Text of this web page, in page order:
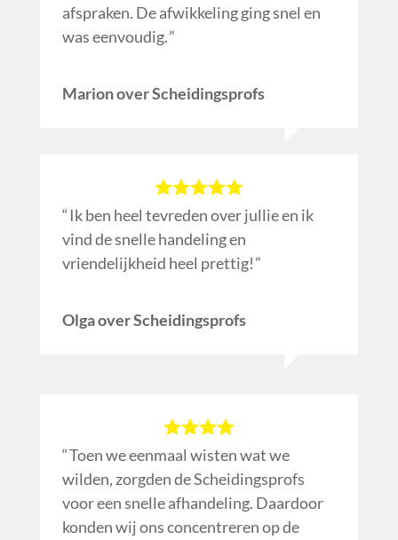
afspraken. De afwikkeling ging snel en
was eenvoudig.
Marion over Scheidingsprofs
Ik ben heel tevreden over jullie en ik
vind de snelle handeling en
vriendelijkheid heel prettig!
Olga over Scheidingsprofs
Toen we eenmaal wisten wat we
wilden, zorgden de Scheidingsprofs
voor een snelle afhandeling. Daardoor
konden wij ons concentreren op de